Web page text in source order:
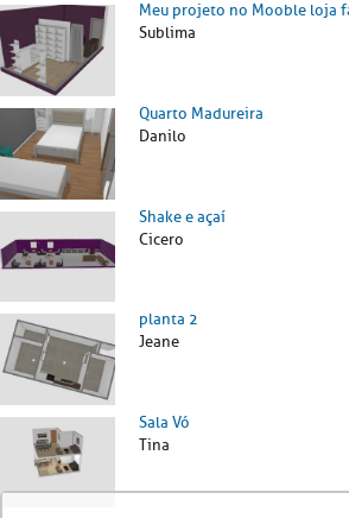
Meu projeto no Mooble loja
Sublima
Quarto Madureira
Danilo
Shake e açaí
Cicero
planta 2
Jeane
Sala Vó
Tina